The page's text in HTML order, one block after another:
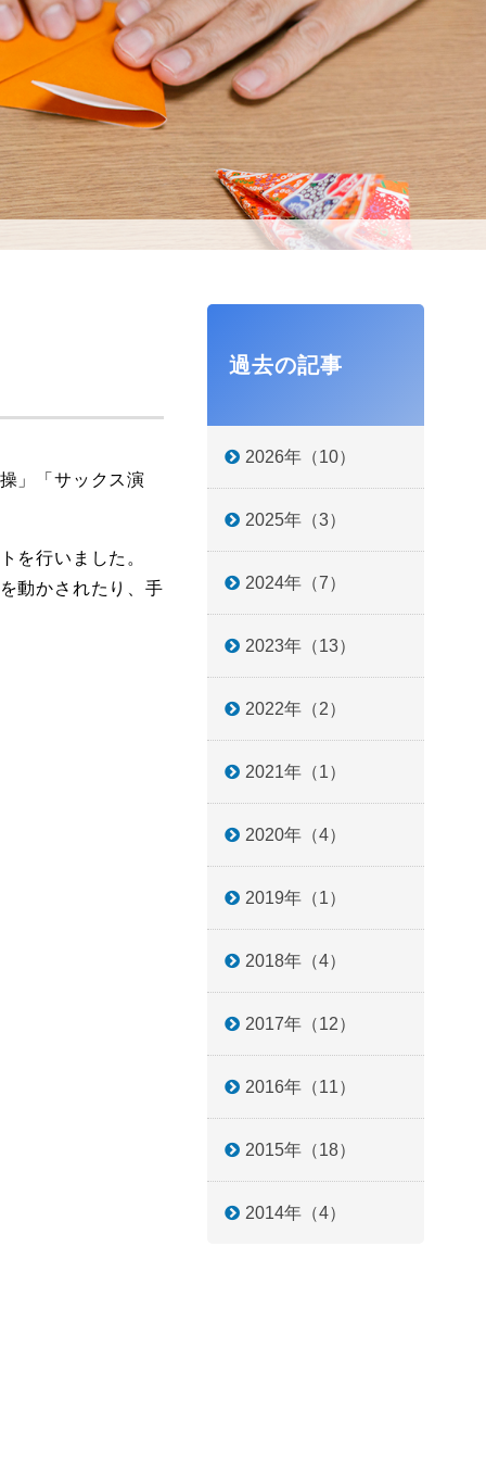
過去の記事
2026年（10）
2025年（3）
2024年（7）
2023年（13）
2022年（2）
2021年（1）
2020年（4）
2019年（1）
2018年（4）
2017年（12）
2016年（11）
2015年（18）
2014年（4）
」「サックス演
を行いました。
動かされたり、手